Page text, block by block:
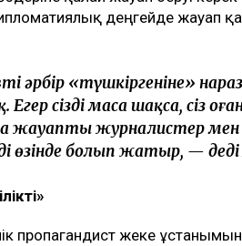
деңгейде жауап
әрбір «түшкіргеніне»
сізді маса шақса, сіз
жауапты журналистер
өзінде болып жатыр, —
пропагандист жеке